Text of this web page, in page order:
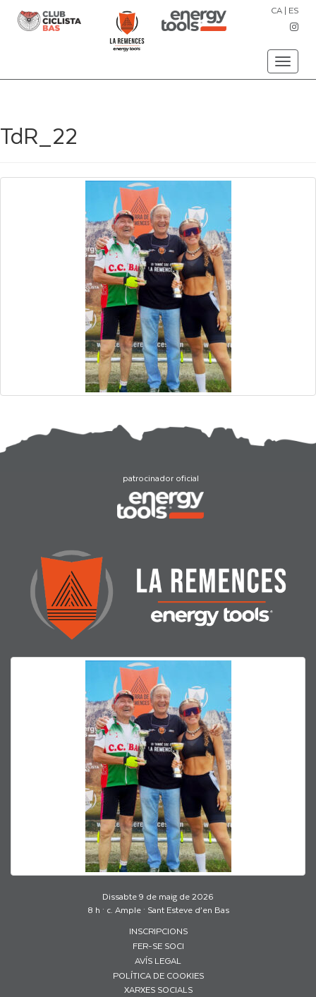
Toggle
CA | ES
TdR_22
patrocinador oficial
Dissabte 9 de maig de 2026
8 h · c. Ample · Sant Esteve d’en Bas
INSCRIPCIONS
FER-SE SOCI
AVÍS LEGAL
POLÍTICA DE COOKIES
XARXES SOCIALS